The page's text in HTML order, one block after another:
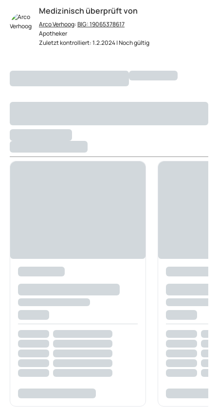
Medizinisch überprüft von
Arco Verhoog:BIG: 19065378617
Apotheker
Zuletzt kontrolliert: 1.2.2024 | Noch gültig